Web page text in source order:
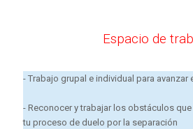
Espacio de
- Trabajo grupal e individual para avanzar
- Reconocer y trabajar los obstáculos
tu proceso de duelo por la separación